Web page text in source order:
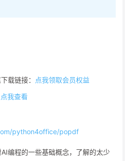
载链接：
点我领取会员权益
点我查看
python4office/popdf
编程的一些基础概念，了解的太少